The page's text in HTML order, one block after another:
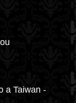
a Taiwan -